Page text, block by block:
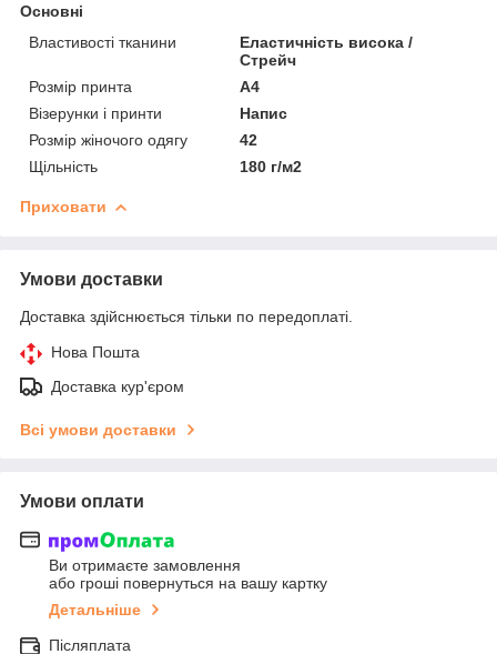
Основні
Властивості тканини
Еластичність висока /
Стрейч
Розмір принта
А4
Візерунки і принти
Напис
Розмір жіночого одягу
42
Щільність
180 г/м2
Приховати
Умови доставки
Доставка здійснюється тільки по передоплаті.
Нова Пошта
Доставка кур'єром
Всі умови доставки
Умови оплати
Ви отримаєте замовлення
або гроші повернуться на вашу картку
Детальніше
Післяплата